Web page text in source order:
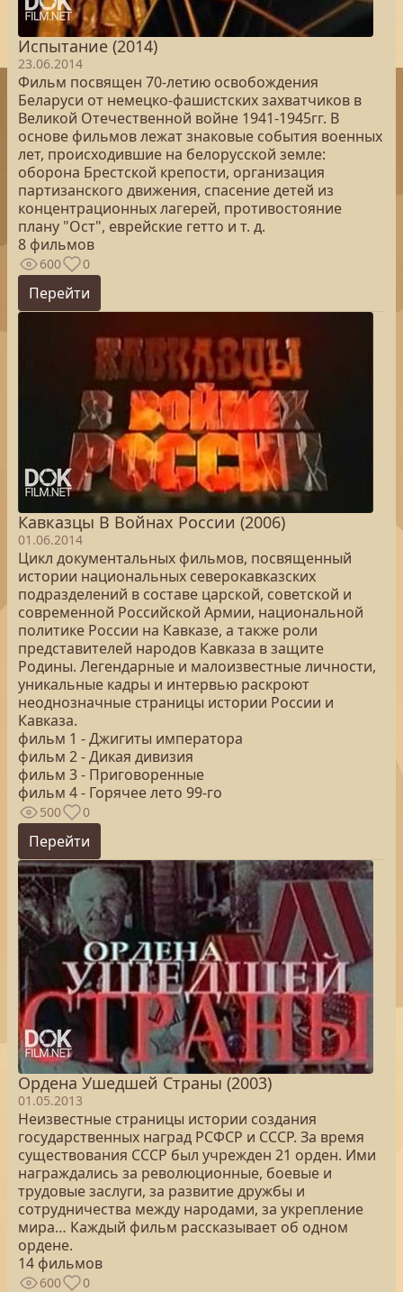
Испытание (2014)
23.06.2014
Фильм посвящен 70-летию освобождения
Беларуси от немецко-фашистских захватчиков в
Великой Отечественной войне 1941-1945гг. В
основе фильмов лежат знаковые события военных
лет, происходившие на белорусской земле:
оборона Брестской крепости, организация
партизанского движения, спасение детей из
концентрационных лагерей, противостояние
плану "Ост", еврейские гетто и т. д.
8 фильмов
600 0
Перейти
Кавказцы В Войнах России (2006)
01.06.2014
Цикл документальных фильмов, посвященный
истории национальных северокавказских
подразделений в составе царской, советской и
современной Российской Армии, национальной
политике России на Кавказе, а также роли
представителей народов Кавказа в защите
Родины. Легендарные и малоизвестные личности,
уникальные кадры и интервью раскроют
неоднозначные страницы истории России и
Кавказа.
фильм 1 - Джигиты императора
фильм 2 - Дикая дивизия
фильм 3 - Приговоренные
фильм 4 - Горячее лето 99-го
500 0
Перейти
Ордена Ушедшей Страны (2003)
01.05.2013
Неизвестные страницы истории создания
государственных наград РСФСР и СССР. За время
существования СССР был учрежден 21 орден. Ими
награждались за революционные, боевые и
трудовые заслуги, за развитие дружбы и
сотрудничества между народами, за укрепление
мира… Каждый фильм рассказывает об одном
ордене.
14 фильмов
600 0